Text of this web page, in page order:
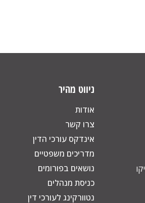
ניווט מהיר
אודות
צרו קשר
אינדקס עורכי הדין
מדריכים משפטיים
נושאים בפורומים
כניסת מנהלים
נטוורקינג לעורכי דין